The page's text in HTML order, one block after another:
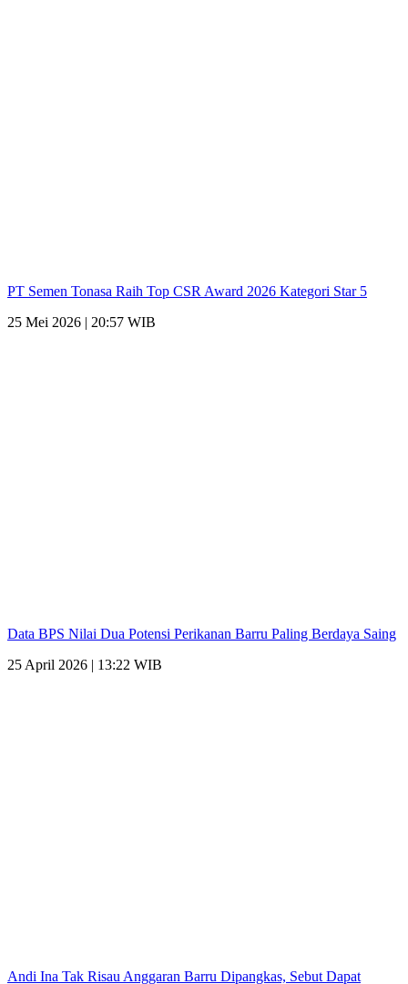
PT Semen Tonasa Raih Top CSR Award 2026 Kategori Star 5
25 Mei 2026 | 20:57 WIB
Data BPS Nilai Dua Potensi Perikanan Barru Paling Berdaya Saing
25 April 2026 | 13:22 WIB
Andi Ina Tak Risau Anggaran Barru Dipangkas, Sebut Dapat